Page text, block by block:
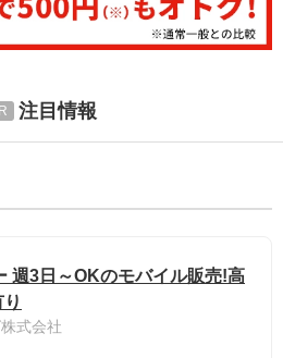
注目情報
週3日～OKのモバイル販売!高
式会社